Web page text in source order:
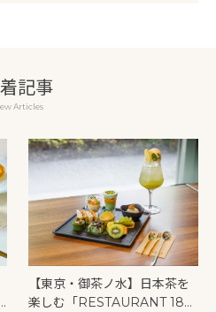
記事
Articles
【東京・御茶ノ水】日本茶を
楽しむ「RESTAURANT 189